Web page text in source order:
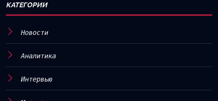
КАТЕГОРИИ
Новости
Аналитика
Интервью